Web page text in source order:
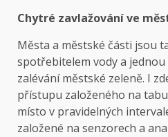
Chytré zavlažování ve
Města a městské části jsou
spotřebitelem vody a jednou
zalévání městské zeleně. I
přístupu založeného na
místo v pravidelných
založené na senzorech a